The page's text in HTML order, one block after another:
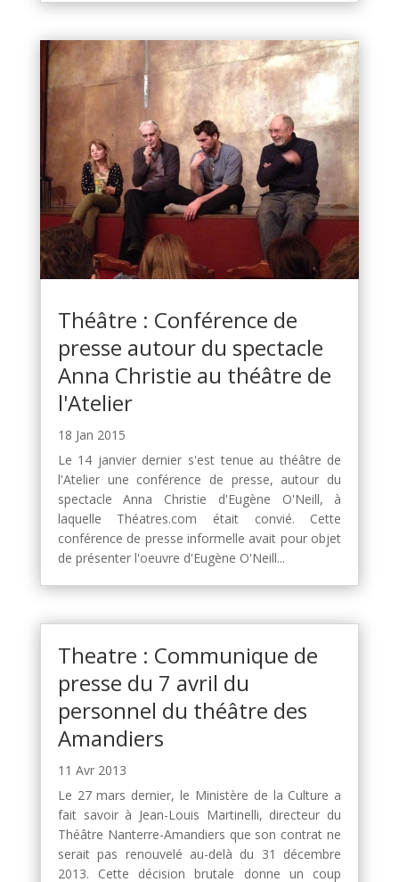
Théâtre : Conférence de
presse autour du spectacle
Anna Christie au théâtre de
l'Atelier
18 Jan 2015
Le 14 janvier dernier s'est tenue au théâtre de
l'Atelier une conférence de presse, autour du
spectacle Anna Christie d'Eugène O'Neill, à
laquelle Théatres.com était convié. Cette
conférence de presse informelle avait pour objet
de présenter l'oeuvre d'Eugène O'Neill...
Theatre : Communique de
presse du 7 avril du
personnel du théâtre des
Amandiers
11 Avr 2013
Le 27 mars dernier, le Ministère de la Culture a
fait savoir à Jean-Louis Martinelli, directeur du
Théâtre Nanterre-Amandiers que son contrat ne
serait pas renouvelé au-delà du 31 décembre
2013. Cette décision brutale donne un coup